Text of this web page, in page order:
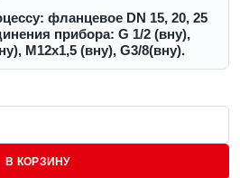
фланцевое DN 15, 20, 25
прибора: G 1/2 (вну),
М12х1,5 (вну), G3/8(вну).
В КОРЗИНУ